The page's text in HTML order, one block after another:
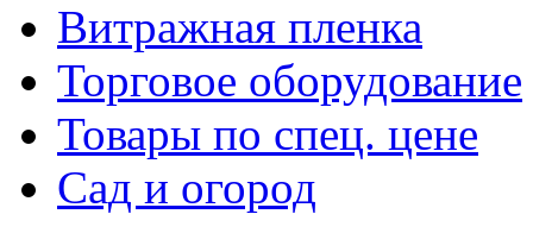
Витражная пленка
Торговое оборудование
Товары по спец. цене
Сад и огород